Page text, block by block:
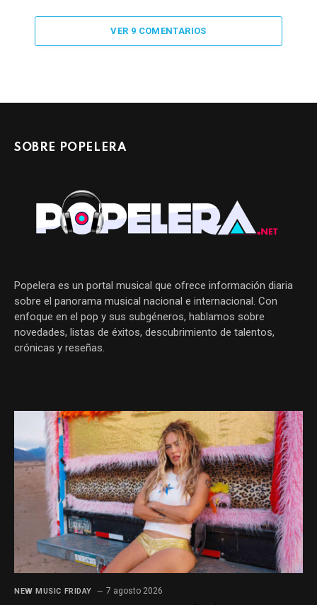
VER 9 COMENTARIOS
SOBRE POPELERA
Popelera es un portal musical que ofrece información diaria
sobre el panorama musical nacional e internacional. Con
enfoque en el pop y sus subgéneros, hablamos sobre
novedades, listas de éxitos, descubrimiento de talentos,
crónicas y reseñas.
NEW MUSIC FRIDAY 7 agosto 2026